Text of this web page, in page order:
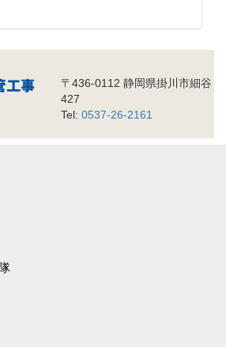
〒436-0112 静岡県掛川市細谷
427
Tel: 0537-26-2161